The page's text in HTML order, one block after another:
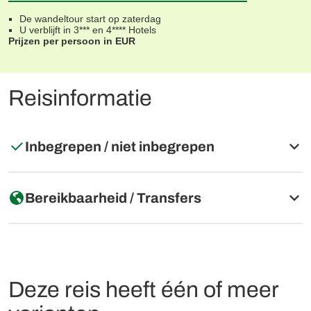
De wandeltour start op zaterdag
U verblijft in 3*** en 4**** Hotels
Prijzen per persoon in EUR
Reisinformatie
Inbegrepen / niet inbegrepen
Inbegrepen
Busrit Tarvisio-Venzone
Transfer Triëst-Val Rosandra
Bereikbaarheid / Transfers
Tarvisio
Trein: Station Tarvisio
Deze reis heeft één of meer